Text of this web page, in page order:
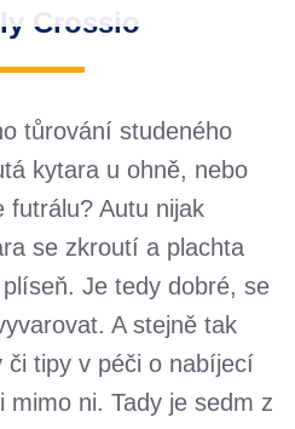
Crossio
tůrování studeného
kytara u ohně, nebo
futrálu? Autu nijak
se zkroutí a plachta
Je tedy dobré, se
A stejně tak
či tipy v péči o nabíjecí
mimo ni. Tady je sedm z